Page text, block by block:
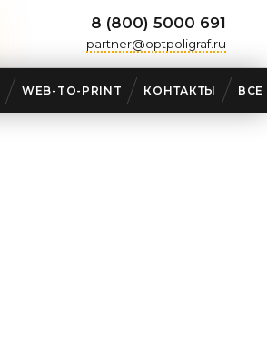
8 (800) 5000 691
partner@optpoligraf.ru
WEB-TO-PRINT КОНТАКТЫ ВСЕ